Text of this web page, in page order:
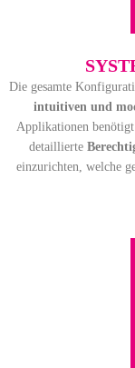
Die gesamte
intuitiven und
Applikationen
detaillierte
einzurichten, welche